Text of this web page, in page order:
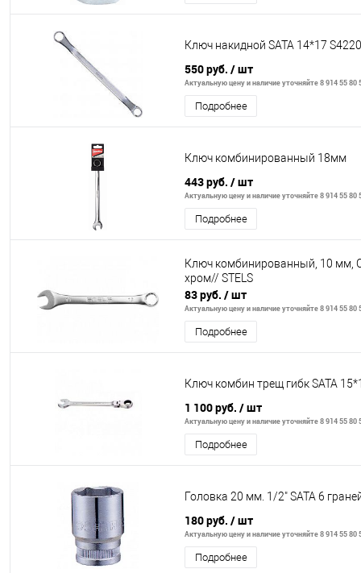
Ключ накидной SATA 14*17
550 руб. / шт
Актуальную цену и наличие уточняйте 8 914 55 80
Подробнее
Ключ комбинированный 18мм
443 руб. / шт
Актуальную цену и наличие уточняйте 8 914 55 80
Подробнее
Ключ комбинированный, 10 мм,
хром// STELS
83 руб. / шт
Актуальную цену и наличие уточняйте 8 914 55 80
Подробнее
Ключ комбин трещ гибк SATA
1 100 руб. / шт
Актуальную цену и наличие уточняйте 8 914 55 80
Подробнее
Головка 20 мм. 1/2" SATA 6
180 руб. / шт
Актуальную цену и наличие уточняйте 8 914 55 80
Подробнее